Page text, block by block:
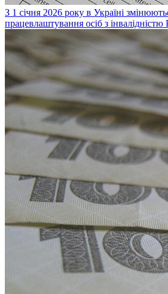
З 1 січня 2026 року в Україні
працевлаштування осіб з інвалідністю